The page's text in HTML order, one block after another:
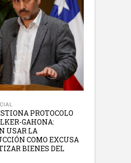
PROTOCOLO
GAHONA:
USAR LA
COMO EXCUSA
BIENES DEL